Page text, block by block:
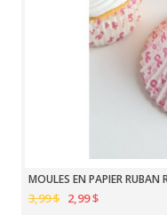
MOULES EN PAPIER RUBAN
3,99 $ 2,99 $